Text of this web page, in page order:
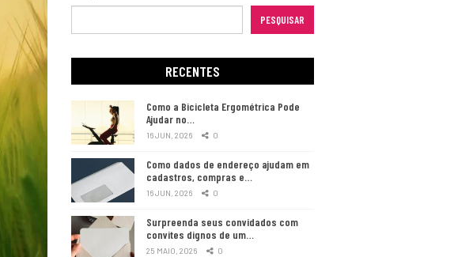
PESQUISAR
RECENTES
Como a Bicicleta Ergométrica Pode
Ajudar no…
16 JUN, 2026 0
Como dados de endereço ajudam em
cadastros, compras e…
16 JUN, 2026 0
Surpreenda seus convidados com
convites dignos de um…
25 MAIO, 2026 0